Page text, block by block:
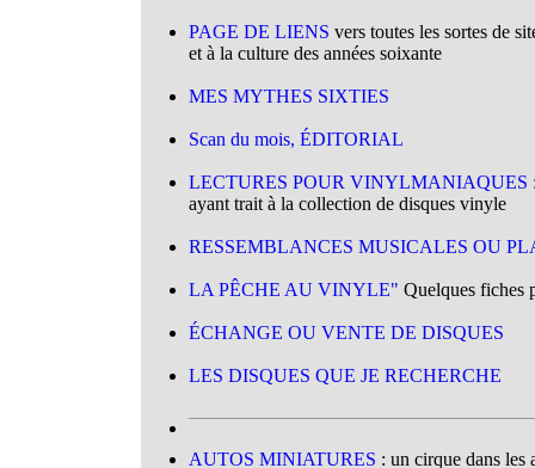
PAGE DE LIENS vers toutes les sortes de
et à la culture des années soixante
MES MYTHES SIXTIES
Scan du mois, ÉDITORIAL
LECTURES POUR VINYLMANIAQUES
ayant trait à la collection de disques vinyle
RESSEMBLANCES MUSICALES OU
LA PÊCHE AU VINYLE" Quelques fiches
ÉCHANGE OU VENTE DE DISQUES
LES DISQUES QUE JE RECHERCHE
AUTOS MINIATURES : un cirque dans les